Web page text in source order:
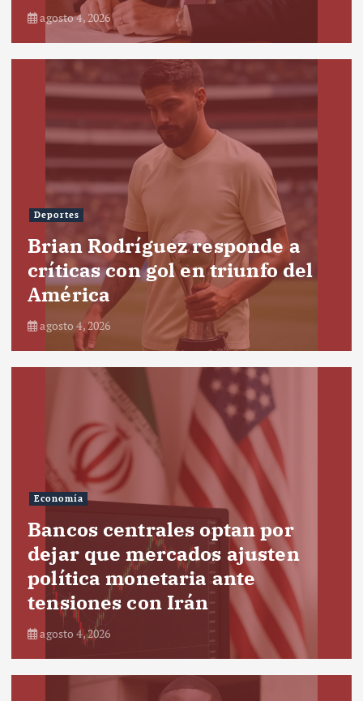
agosto 4, 2026
Deportes
Brian Rodríguez responde a
críticas con gol en triunfo del
América
agosto 4, 2026
Economía
Bancos centrales optan por
dejar que mercados ajusten
política monetaria ante
tensiones con Irán
agosto 4, 2026